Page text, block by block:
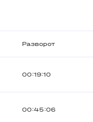
Разворот
00:19:10
00:45:06